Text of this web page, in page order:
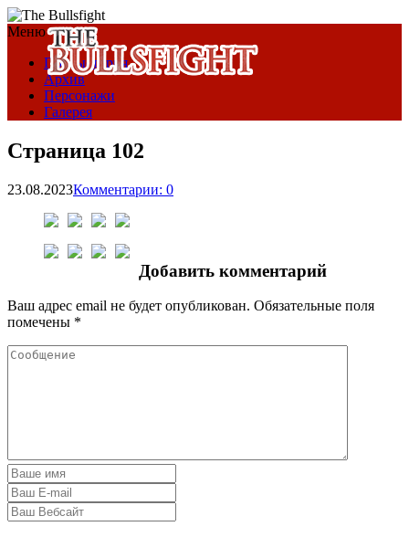
Меню
Предыстория
Архив
Персонажи
Галерея
Страница 102
23.08.2023Комментарии: 0
Добавить комментарий
Ваш адрес email не будет опубликован. Обязательные поля
помечены *